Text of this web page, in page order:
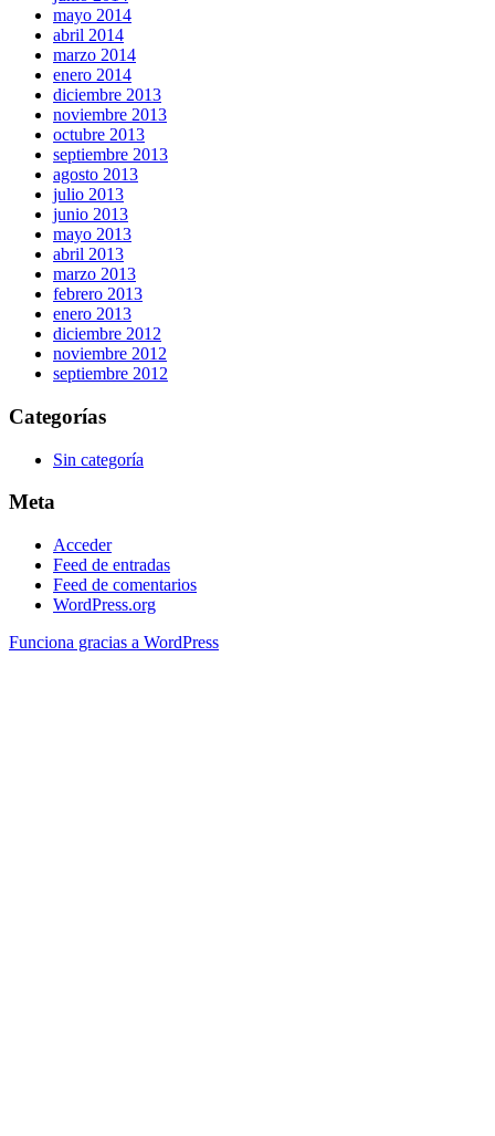
mayo 2014
abril 2014
marzo 2014
enero 2014
diciembre 2013
noviembre 2013
octubre 2013
septiembre 2013
agosto 2013
julio 2013
junio 2013
mayo 2013
abril 2013
marzo 2013
febrero 2013
enero 2013
diciembre 2012
noviembre 2012
septiembre 2012
Categorías
Sin categoría
Meta
Acceder
Feed de entradas
Feed de comentarios
WordPress.org
Funciona gracias a WordPress